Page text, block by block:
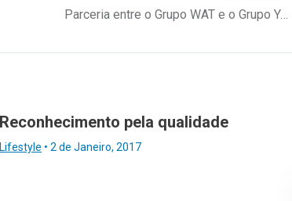
Parceria entre o Grupo WAT e o Grupo Your
Reconhecimento pela qualidade
Lifestyle • 2 de Janeiro, 2017